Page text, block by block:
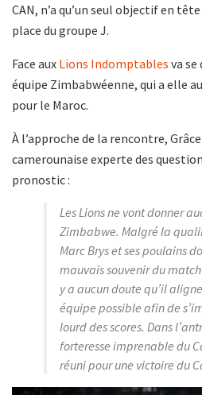
CAN, n’a qu’un seul objectif en
place du groupe J.
Face aux Lions Indomptables va
équipe Zimbabwéenne, qui a elle
pour le Maroc.
À l’approche de la rencontre,
camerounaise experte des
pronostic :
Les Lions ne vont donner
Zimbabwe. Malgré la
Marc Brys et ses poulains
mauvais souvenir du
y a aucun doute qu’il
équipe possible afin de
lourd des scores. Dans
forteresse imprenable du
réuni pour une victoire du